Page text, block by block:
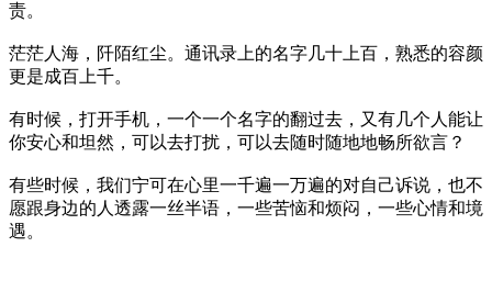
责。
茫茫人海，阡陌红尘。通讯录上的名字几十上百，熟悉的容颜
更是成百上千。
有时候，打开手机，一个一个名字的翻过去，又有几个人能让
你安心和坦然，可以去打扰，可以去随时随地地畅所欲言？
有些时候，我们宁可在心里一千遍一万遍的对自己诉说，也不
愿跟身边的人透露一丝半语，一些苦恼和烦闷，一些心情和境
遇。